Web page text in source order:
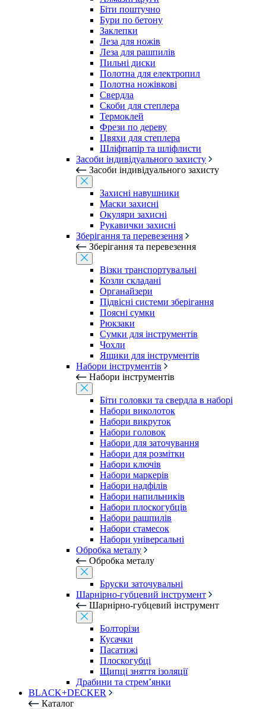
Біти поштучно
Бури по бетону
Заклепки
Леза для ножів
Леза для рашпилів
Пильні диски
Полотна для електропил
Полотна ножівкові
Свердла
Скоби для степлера
Термоклей
Фрези по дереву
Цвяхи для степлера
Шліфпапір та шліфлисти
Засоби індивідуального захисту
Засоби індивідуального захисту
Захисні навушники
Маски захисні
Окуляри захисні
Рукавички захисні
Зберігання та перевезення
Зберігання та перевезення
Візки транспортувальні
Козли складані
Органайзери
Підвісні системи зберігання
Поясні сумки
Рюкзаки
Сумки для інструментів
Чохли
Ящики для інструментів
Набори інструментів
Набори інструментів
Біти головки та свердла в наборі
Набори виколоток
Набори викруток
Набори головок
Набори для заточування
Набори для розмітки
Набори ключів
Набори маркерів
Набори надфілів
Набори напильників
Набори плоскогубців
Набори рашпилів
Набори стамесок
Набори універсальні
Обробка металу
Обробка металу
Бруски заточувальні
Шарнірно-губцевий інструмент
Шарнірно-губцевий інструмент
Болторізи
Кусачки
Пасатижі
Плоскогубці
Щипці зняття ізоляції
Драбини та стрем’янки
BLACK+DECKER
Каталог